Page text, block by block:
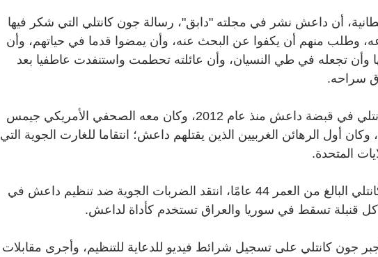
أن داعش نشر في مجلته "دابق"، رسالة جون كانتلي التي شكر فيها
وطلب منهم أن يكفوا عن البحث عنه، وأن يمضوا قدما في حياتهم، وأن
وأن تجعله في طي النسيان، وأن عائلته تحطمت واستنفدت عاطفيا بعد
سراحه.
وأوضحت الصحيفة، أن جون كانتلي في قبضة داعش منذ عام 2012، وكان معه الصحفي الأمريكي جيمس
أول الرهائن الغربيين الذين يقتلهم داعش؛ انتقاما للغارت الجوية التي
المتحدة.
ولفتت الصحيفة، إلى أن جون كانتلي البالغ من العمر 44 عامًا، انتقد الضربات الجوية ضد تنظيم داعش في
كل قنبلة تسقط في سوريا والعراق تستخدم كأداة لداعش.
جون كانتلي على تسجيل شرائط فيديو للدعاية للتنظيم، وأجرى مقابلات